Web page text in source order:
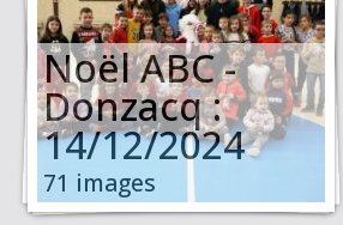
Noël ABC -
Donzacq :
14/12/2024
71 images